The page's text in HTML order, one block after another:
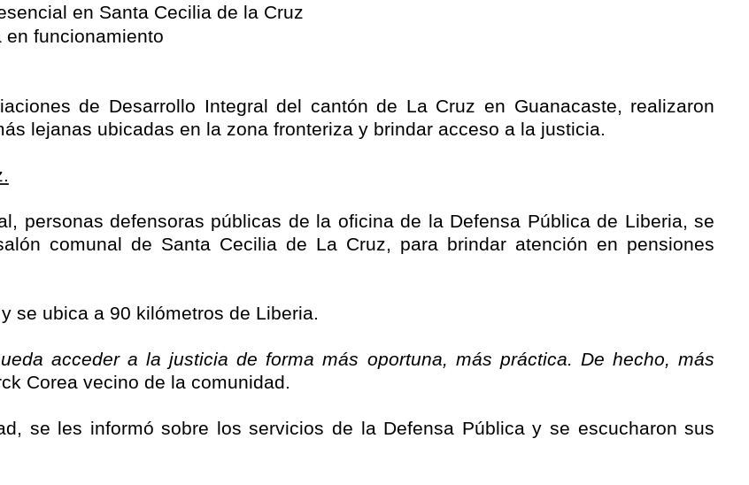
en Santa Cecilia de la Cruz
funcionamiento
de Desarrollo Integral del cantón de La Cruz en Guanacaste, realizaron
lejanas ubicadas en la zona fronteriza y brindar acceso a la justicia.
personas defensoras públicas de la oficina de la Defensa Pública de Liberia, se
comunal de Santa Cecilia de La Cruz, para brindar atención en pensiones
se ubica a 90 kilómetros de Liberia.
acceder a la justicia de forma más oportuna, más práctica. De hecho, más
Corea vecino de la comunidad.
se les informó sobre los servicios de la Defensa Pública y se escucharon sus